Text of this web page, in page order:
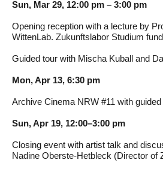
Sun, Mar 29, 12:00 pm – 3:00 pm
Opening reception with a lecture by
WittenLab. Zukunftslabor Studium
Guided tour with Mischa Kuball and
Mon, Apr 13, 6:30 pm
Archive Cinema NRW #11 with
Sun, Apr 19, 12:00–3:00 pm
Closing event with artist talk and
Nadine Oberste-Hetbleck (Director of